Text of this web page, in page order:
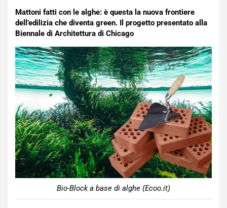
Mattoni fatti con le alghe: è questa la nuova frontiere
dell’edilizia che diventa green. Il progetto presentato alla
Biennale di Architettura di Chicago
Bio-Block a base di alghe (Ecoo.it)